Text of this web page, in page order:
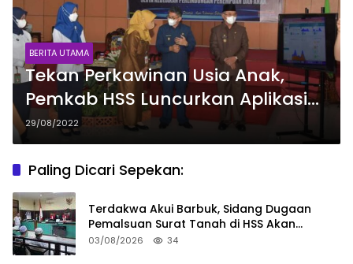
BERITA UTAMA
Tekan Perkawinan Usia Anak,
Pemkab HSS Luncurkan Aplikasi
Dandaman Sehati
29/08/2022
Paling Dicari Sepekan:
Terdakwa Akui Barbuk, Sidang Dugaan
Pemalsuan Surat Tanah di HSS Akan
Berlanjut Tuntutan JPU
03/08/2026 34